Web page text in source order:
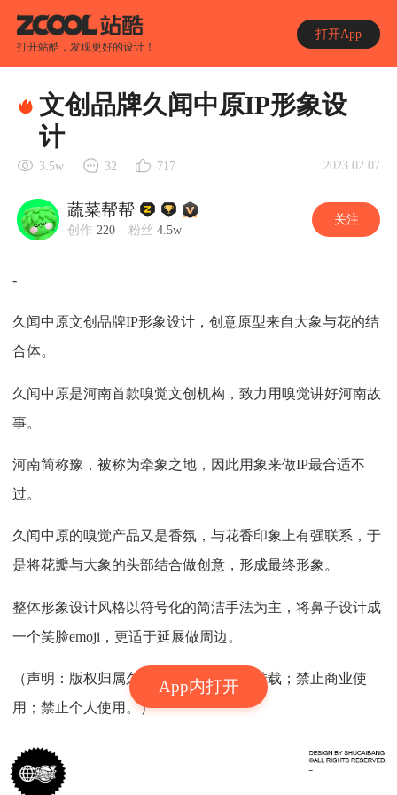
打开站酷，发现更好的设计！
打开App
App内打开
文创品牌久闻中原IP形象设
计
3.5w 32 717 2023.02.07
蔬菜帮帮
创作 220 粉丝 4.5w
关注
-
久闻中原文创品牌IP形象设计，创意原型来自大象与花的结
合体。
久闻中原是河南首款嗅觉文创机构，致力用嗅觉讲好河南故
事。
河南简称豫，被称为牵象之地，因此用象来做IP最合适不
过。
久闻中原的嗅觉产品又是香氛，与花香印象上有强联系，于
是将花瓣与大象的头部结合做创意，形成最终形象。
整体形象设计风格以符号化的简洁手法为主，将鼻子设计成
一个笑脸emoji，更适于延展做周边。
（声明：版权归属久闻中原，禁止匿名转载；禁止商业使
用；禁止个人使用。）